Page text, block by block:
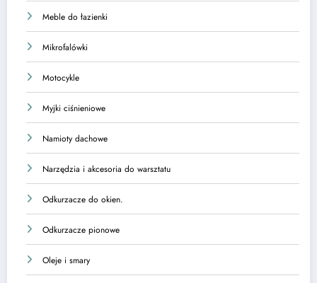
Meble do łazienki
Mikrofalówki
Motocykle
Myjki ciśnieniowe
Namioty dachowe
Narzędzia i akcesoria do warsztatu
Odkurzacze do okien.
Odkurzacze pionowe
Oleje i smary